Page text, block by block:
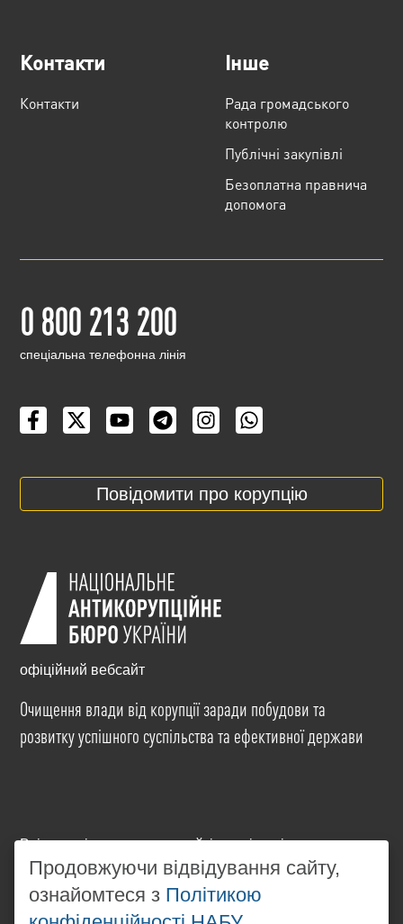
Контакти
Контакти
Інше
Рада громадського
контролю
Публічні закупівлі
Безоплатна правнича
допомога
0 800 213 200
cпеціальна телефонна лінія
Повідомити про корупцію
офіційний вебсайт
Очищення влади від корупції заради побудови та
розвитку успішного суспільства та ефективної держави
Всі матеріали на цьому сайті розміщені на умовах
ліцензіїCreative Commons Attribution-NonCommercial-
NoDerivatives 4.0 International. Використання будь-
яких матеріалів, розміщених на сайті, дозволяється
Продовжуючи відвідування сайту,
ознайомтеся з Політикою